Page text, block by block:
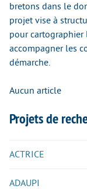
bretons dans le
projet vise à
pour
accompagner les
démarche.
Aucun article
Projets de
ACTRICE
ADAUPI